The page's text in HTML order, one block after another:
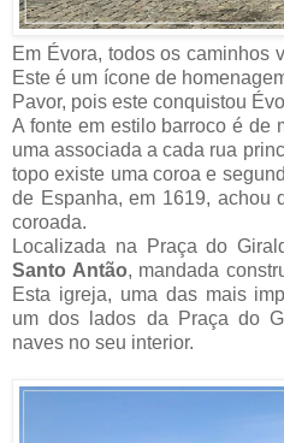
Em Évora, todos os caminhos
Este é um ícone de
Pavor, pois este conquistou
A fonte em estilo barroco é de
uma associada a cada rua
topo existe uma coroa e
de Espanha, em 1619, achou
coroada.
Localizada na Praça do
Santo Antão, mandada
Esta igreja, uma das mais
um dos lados da Praça do
naves no seu interior.